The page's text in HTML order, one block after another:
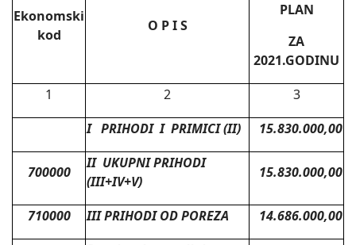
Ekonomski
kod
O P I S
PLAN
ZA
2021.GODINU
1
2
3
I PRIHODI I PRIMICI (II)
15.830.000,00
700000
II UKUPNI PRIHODI
(III+IV+V)
15.830.000,00
710000 III PRIHODI OD POREZA 14.686.000,00